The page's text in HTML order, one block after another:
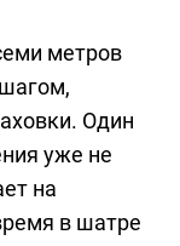
метров
Один
уже не
на
в шатре